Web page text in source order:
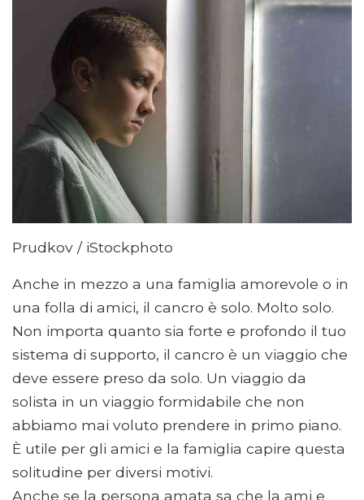
Prudkov / iStockphoto
Anche in mezzo a una famiglia amorevole o in
una folla di amici, il cancro è solo. Molto solo.
Non importa quanto sia forte e profondo il tuo
sistema di supporto, il cancro è un viaggio che
deve essere preso da solo. Un viaggio da
solista in un viaggio formidabile che non
abbiamo mai voluto prendere in primo piano.
È utile per gli amici e la famiglia capire questa
solitudine per diversi motivi.
Anche se la persona amata sa che la ami e